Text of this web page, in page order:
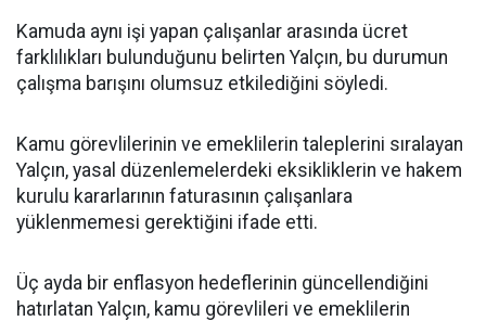
Kamuda aynı işi yapan çalışanlar arasında ücret
farklılıkları bulunduğunu belirten Yalçın, bu durumun
çalışma barışını olumsuz etkilediğini söyledi.
Kamu görevlilerinin ve emeklilerin taleplerini sıralayan
Yalçın, yasal düzenlemelerdeki eksikliklerin ve hakem
kurulu kararlarının faturasının çalışanlara
yüklenmemesi gerektiğini ifade etti.
Üç ayda bir enflasyon hedeflerinin güncellendiğini
hatırlatan Yalçın, kamu görevlileri ve emeklilerin